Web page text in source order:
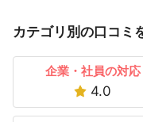
カテゴリ別の口コミ
企業・社員の対応
4.0